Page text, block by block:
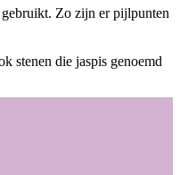
Zo zijn er pijlpunten
stenen die jaspis genoemd